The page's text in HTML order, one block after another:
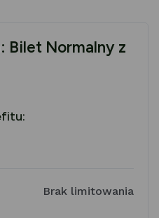
Bilet Normalny z
Brak limitowania